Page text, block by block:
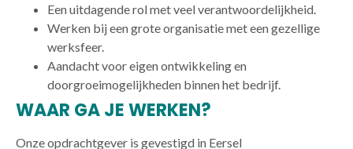
Een uitdagende rol met veel verantwoordelijkheid.
Werken bij een grote organisatie met een gezellige
werksfeer.
Aandacht voor eigen ontwikkeling en
doorgroeimogelijkheden binnen het bedrijf.
WAAR GA JE WERKEN?
Onze opdrachtgever is gevestigd in Eersel